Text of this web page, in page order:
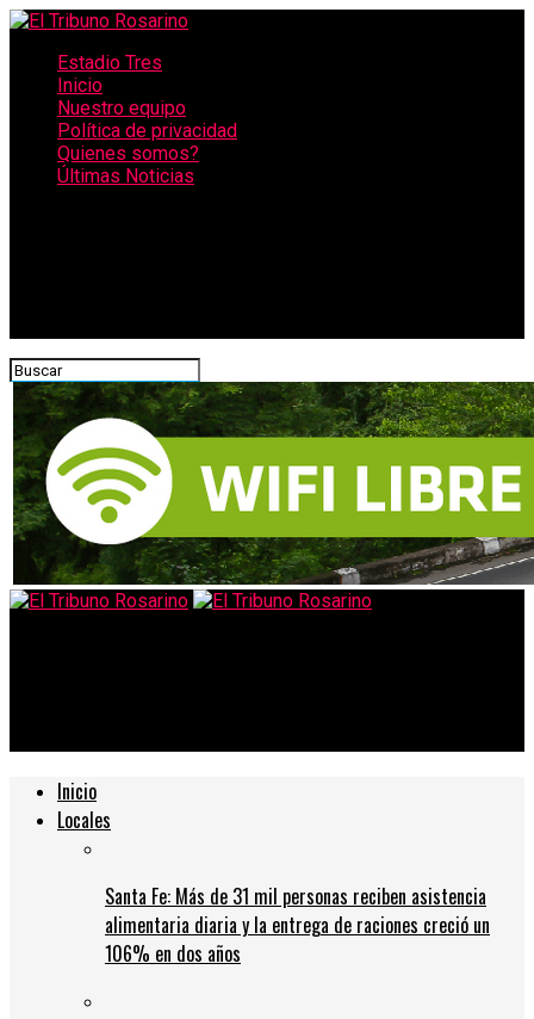
Estadio Tres
Inicio
Nuestro equipo
Política de privacidad
Quienes somos?
Últimas Noticias
Inicio
Locales
Santa Fe: Más de 31 mil personas reciben asistencia
alimentaria diaria y la entrega de raciones creció un
106% en dos años